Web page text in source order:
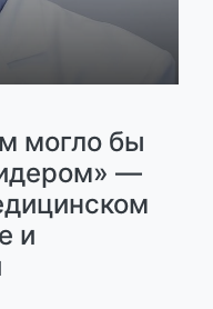
могло бы
—
и